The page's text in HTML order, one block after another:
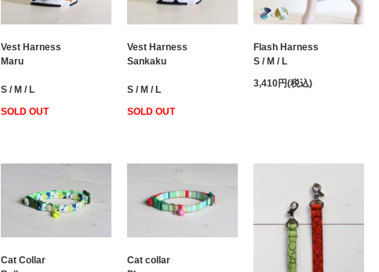
Vest Harness
Maru
S / M / L
SOLD OUT
Vest Harness
Sankaku
S / M / L
SOLD OUT
Flash Harness
S / M / L
3,410円(税込)
Cat Collar
Cat collar